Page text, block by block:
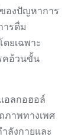
องปัญหาการ
ารดื่ม
ยเฉพาะ
คอ้วนขั้น
อลกอฮอล์
ภาพทางเพศ
ลังกายและ